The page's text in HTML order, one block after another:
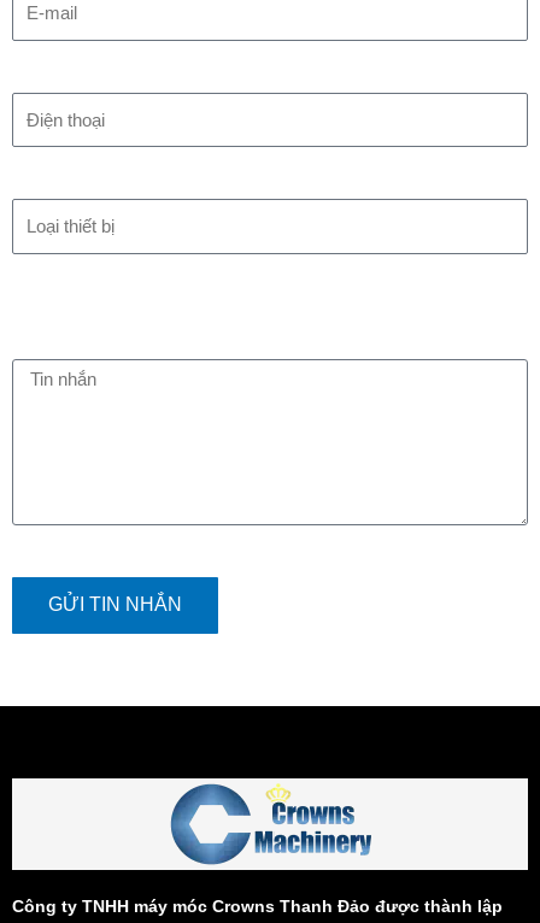
GỬI TIN NHẮN
Công ty TNHH máy móc Crowns Thanh Đảo được thành lập